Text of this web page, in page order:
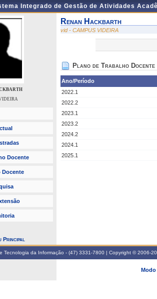
Integrado de Gestão de Atividades
Docente
Docente
Principal
Renan Hackbarth
vid - CAMPUS VIDEIRA
Plano de Trabalho Docente
Ano/Período
2022.1
2022.2
2023.1
2023.2
2024.2
2024.1
2025.1
Tecnologia da Informação - (47) 3331-7800 | Copyright © 2006-
Modo